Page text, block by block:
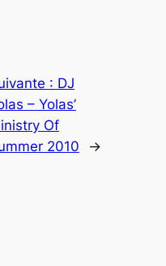
: DJ
– Yolas’
Of
2010
→